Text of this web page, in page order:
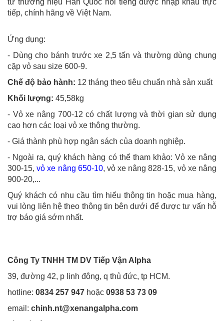
từ thương hiệu Hàn Quốc nổi tiếng được nhập khẩu trực
tiếp, chính hãng về Việt Nam.
Ứng dụng:
- Dùng cho bánh trước xe 2,5 tấn và thường dùng chung
cặp vỏ sau size 600-9.
Chế độ bảo hành: 12 tháng theo tiêu chuẩn nhà sản xuất
Khối lượng: 45,58kg
- Vỏ xe nâng 700-12 có chất lượng và thời gian sử dụng
cao hơn các loại vỏ xe thông thường.
- Giá thành phù hợp ngân sách của doanh nghiệp.
- Ngoài ra, quý khách hàng có thể tham khảo: Vỏ xe nâng
300-15,vỏ xe nâng 650-10, vỏ xe nâng 828-15, vỏ xe nâng
900-20,...
Quý khách có nhu cầu tìm hiểu thông tin hoặc mua hàng,
vui lòng liên hệ theo thông tin bên dưới để được tư vấn hỗ
trợ báo giá sớm nhất.
Công Ty TNHH TM DV Tiếp Vận Alpha
39, đường 42, p linh đông, q thủ đức, tp HCM.
hotline: 0834 257 947 hoặc 0938 53 73 09
email: chinh.nt@xenangalpha.com